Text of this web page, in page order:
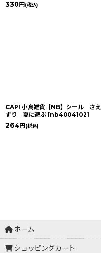
330円 (税込)
CAP! 小鳥雑貨【NB】シール さえ
ずり 夏に遊ぶ [nb4004102]
264円 (税込)
ホーム
ショッピングカート